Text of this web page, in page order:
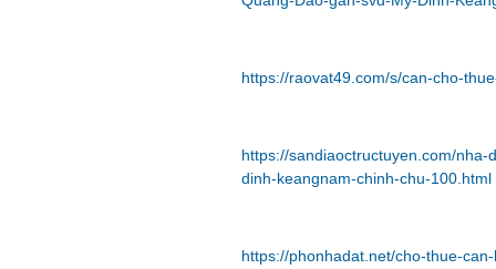
https://raovat49.com/s/can-cho-
https://sandiaoctructuyen.com/
dinh-keangnam-chinh-chu-100.html
https://phonhadat.net/cho-thue-